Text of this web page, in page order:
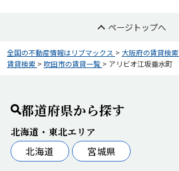
ページトップへ
全国の不動産情報はリブマックス > 大阪府の賃貸検索
賃貸検索 > 吹田市の賃貸一覧 > アリビオ江坂垂水町
都道府県から探す
北海道・東北エリア
北海道
宮城県